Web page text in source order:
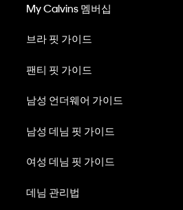
My Calvins 멤버십
브라 핏 가이드
팬티 핏 가이드
남성 언더웨어 가이드
남성 데님 핏 가이드
여성 데님 핏 가이드
데님 관리법